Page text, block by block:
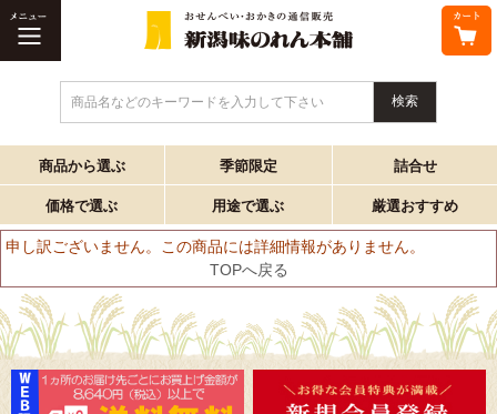
商品名などのキーワードを入力して下さい
商品から選ぶ 季節限定 詰合せ
価格で選ぶ 用途で選ぶ 厳選おすすめ
申し訳ございません。この商品には詳細情報がありません。
TOPへ戻る